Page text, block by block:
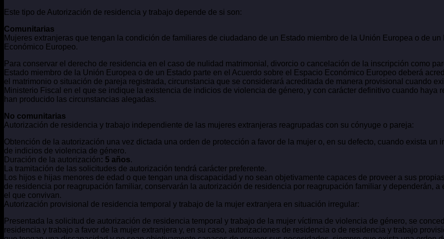
Este tipo de Autorización de residencia y trabajo depende de si son:
Comunitarias
Mujeres extranjeras que tengan la condición de familiares de ciudadano de un Estado miembro de la Unión Europea o de
Económico Europeo.
Para conservar el derecho de residencia en el caso de nulidad matrimonial, divorcio o cancelación de la inscripción como
Estado miembro de la Unión Europea o de un Estado parte en el Acuerdo sobre el Espacio Económico Europeo deberá
el matrimonio o situación de pareja registrada, circunstancia que se considerará acreditada de manera provisional cuando
Ministerio Fiscal en el que se indique la existencia de indicios de violencia de género, y con carácter definitivo cuando haya
han producido las circunstancias alegadas.
No comunitarias
Autorización de residencia y trabajo independiente de las mujeres extranjeras reagrupadas con su cónyuge o pareja:
Obtención de la autorización una vez dictada una orden de protección a favor de la mujer o, en su defecto, cuando exista
de indicios de violencia de género.
Duración de la autorización: 5 años.
La tramitación de las solicitudes de autorización tendrá carácter preferente.
Los hijos e hijas menores de edad o que tengan una discapacidad y no sean objetivamente capaces de proveer a sus
de residencia por reagrupación familiar, conservarán la autorización de residencia por reagrupación familiar y dependerán,
el que convivan.
Autorización provisional de residencia temporal y trabajo de la mujer extranjera en situación irregular:
Presentada la solicitud de autorización de residencia temporal y trabajo de la mujer víctima de violencia de género, se
residencia y trabajo a favor de la mujer extranjera y, en su caso, autorizaciones de residencia o de residencia y trabajo